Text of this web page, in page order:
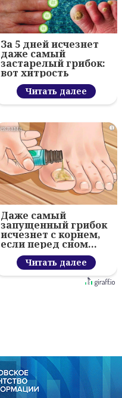
За 5 дней исчезнет
даже самый
застарелый грибок:
вот хитрость
Читать далее
i
Даже самый
запущенный грибок
исчезнет с корнем,
если перед сном…
Читать далее